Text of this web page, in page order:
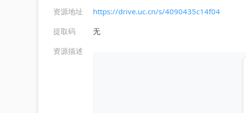
资源地址
https://drive.uc.cn/s/4090435c14f04
提取码
无
资源描述